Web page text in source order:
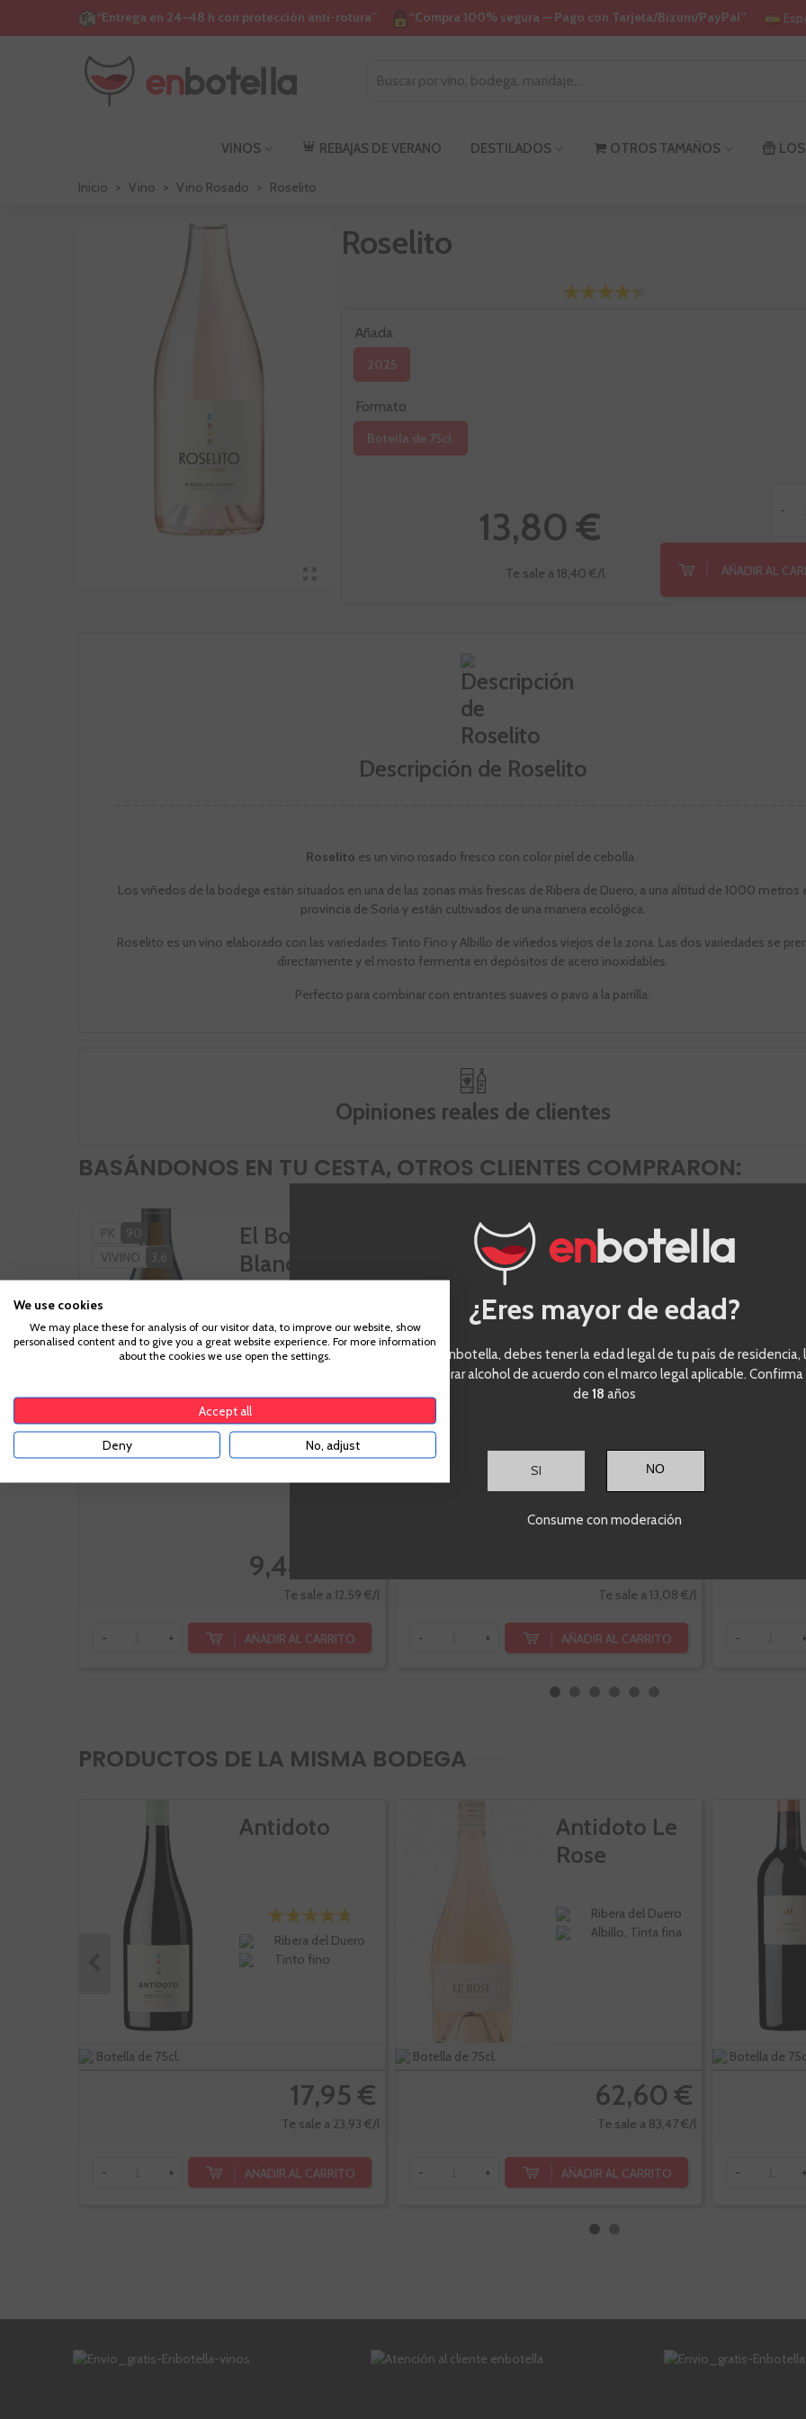
“Entrega en 24–48 h con protección anti-rotura” “Compra 100% segura — Pago con Tarjeta/Bizum/PayPal”
VINOS REBAJAS DE VERANO DESTILADOS OTROS TAMAÑOS
Inicio > Vino > Vino Rosado > Roselito
Roselito
Añada
2025
Formato
Botella de 75cl.
13,80 €
Te sale a 18,40 €/l
-
AÑADIR AL
Descripción de Roselito
Roselito es un vino rosado fresco con color piel de cebolla.
Los viñedos de la bodega están situados en una de las zonas más frescas de Ribera de Duero, a una altitud de 1000 metros
provincia de Soria y están cultivados de una manera ecológica.
Roselito es un vino elaborado con las variedades Tinto Fino y Albillo de viñedos viejos de la zona. Las dos variedades se
directamente y el mosto fermenta en depósitos de acero inoxidables.
Perfecto para combinar con entrantes suaves o pavo a la parrilla.
Opiniones reales de clientes
BASÁNDONOS EN TU CESTA, OTROS CLIENTES COMPRARON:
PK
90
VIVINO
3,6
El Botijo
Blanco
Blanca
Valdejalón
9,44 €
Te sale a 12,59 €/l
- + AÑADIR AL CARRITO
4,0
Jose Pariente
Sauvignon
Rueda
Sauvignon Blanc
-10%
Te sale a 13,08 €/l
- + AÑADIR AL CARRITO - +
PRODUCTOS DE LA MISMA BODEGA
Antidoto
Ribera del Duero
Tinto fino
Botella de 75cl.
17,95 €
Te sale a 23,93 €/l
- + AÑADIR AL CARRITO
Antidoto Le
Rose
Ribera del Duero
Albillo, Tinta fina
Botella de 75cl.
62,60 €
Te sale a 83,47 €/l
- + AÑADIR AL CARRITO
Botella de
- +
¿Eres mayor de edad?
Para acceder a enbotella, debes tener la edad legal de tu país de residencia,
suficiente para comprar alcohol de acuerdo con el marco legal aplicable.
de18 años
SI
Consume con moderación
We use cookies
We may place these for analysis of our visitor data, to improve our website, show
personalised content and to give you a great website experience. For more information
about the cookies we use open the settings.
Accept all
Deny No, adjust